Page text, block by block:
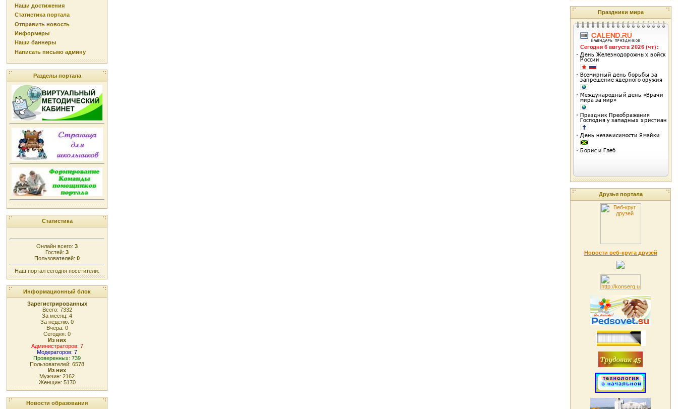
Наши достижения
Статистика портала
Отправить новость
Информеры
Наши баннеры
Написать письмо админу
Разделы портала
Статистика
Онлайн всего: 3
Гостей: 3
Пользователей: 0
Наш портал сегодня посетители:
Информационный блок
Зарегистрированных
Всего: 7332
За месяц: 4
За неделю: 0
Вчера: 0
Сегодня: 0
Из них
Администраторов: 7
Модераторов: 7
Проверенных: 739
Пользователей: 6578
Из них
Мужчин: 2162
Женщин: 5170
Новости образования
Праздники мира
Друзья портала
Новости веб-круга друзей